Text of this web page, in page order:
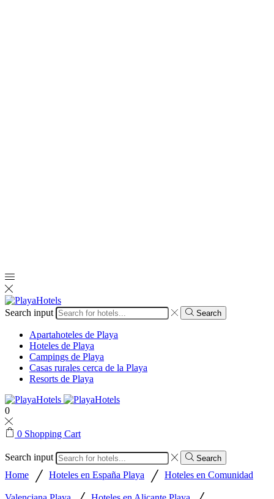
Search input Search
Apartahoteles de Playa
Hoteles de Playa
Campings de Playa
Casas rurales cerca de la Playa
Resorts de Playa
0
0 Shopping Cart
Search input Search
Home / Hoteles en España Playa / Hoteles en Comunidad